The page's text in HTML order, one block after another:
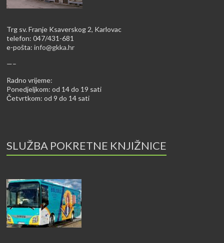
Trg sv. Franje Ksaverskog 2, Karlovac
telefon: 047/431-681
e-pošta:info@gkka.hr
—–
Radno vrijeme:
Ponedjeljkom: od 14 do 19 sati
Četvrtkom: od 9 do 14 sati
SLUŽBA POKRETNE KNJIŽNICE